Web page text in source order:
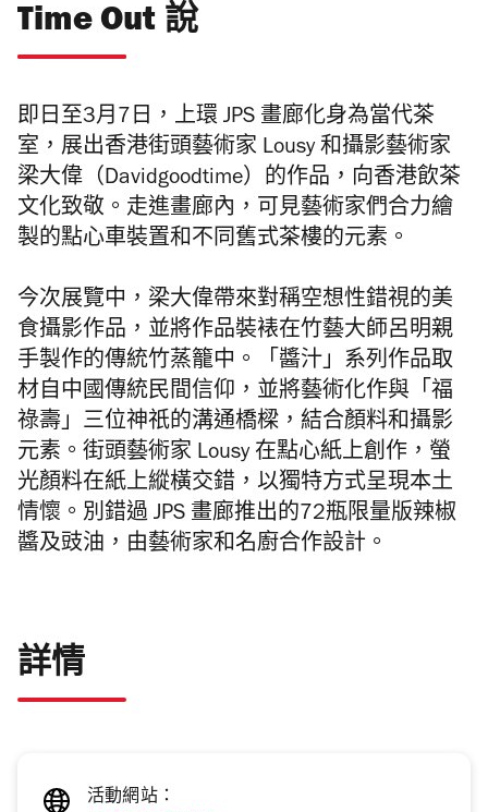
Time Out 說
即日至3月7日，上環 JPS 畫廊化身為當代茶
室，展出香港街頭藝術家 Lousy 和攝影藝術家
梁大偉（Davidgoodtime）的作品，向香港飲茶
文化致敬。走進畫廊內，可見藝術家們合力繪
製的點心車裝置和不同舊式茶樓的元素。
今次展覽中，梁大偉帶來對稱空想性錯視的美
食攝影作品，並將作品裝裱在竹藝大師呂明親
手製作的傳統竹蒸籠中。「醬汁」系列作品取
材自中國傳統民間信仰，並將藝術化作與「福
祿壽」三位神祇的溝通橋樑，結合顏料和攝影
元素。街頭藝術家 Lousy 在點心紙上創作，螢
光顏料在紙上縱橫交錯，以獨特方式呈現本土
情懷。別錯過 JPS 畫廊推出的72瓶限量版辣椒
醬及豉油，由藝術家和名廚合作設計。
詳情
活動網站：